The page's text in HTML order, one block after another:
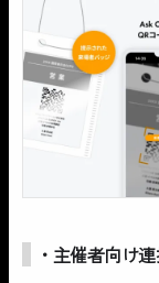
・主催者向け